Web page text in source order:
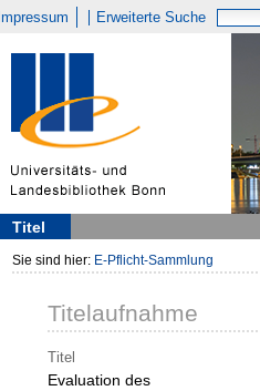
Impressum Erweiterte Suche
Titel
Sie sind hier: E-Pflicht-Sammlung
Titelaufnahme
Titel
Evaluation des